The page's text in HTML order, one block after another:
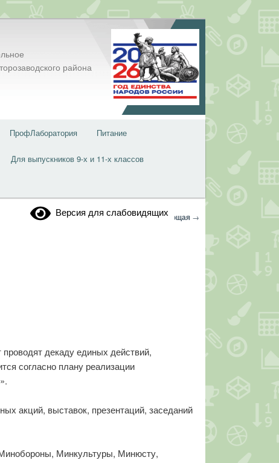
района
ПрофЛаборатория Питание
Для выпускников 9-х и 11-х классов
Версия для слабовидящих
Навигация
← Предыдущая Следующая →
декаду единых действий,
согласно плану реализации
акций, выставок, презентаций, заседаний
Минкультуры, Минюсту,